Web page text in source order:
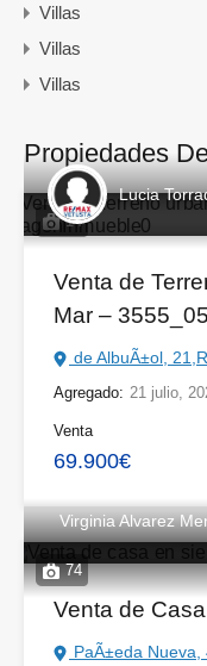
Villas
Villas
Villas
Propiedades
14
Lucia
Venta de
Mar –
de AlbuÃ±ol,
Agregado: 21 julio,
Venta
69.900€
74
Virginia Alvarez
Venta de
PaÃ±eda